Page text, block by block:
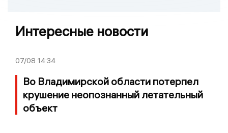
Интересные новости
07/08 14:34
Во Владимирской области потерпел
крушение неопознанный летательный
объект